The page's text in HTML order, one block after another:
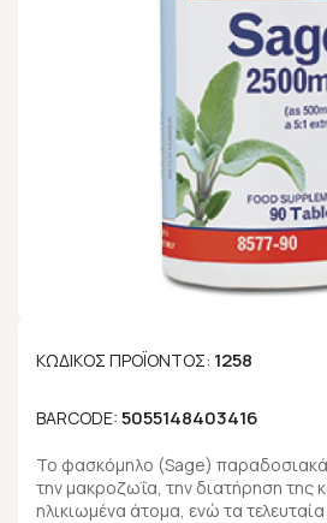
ΚΩΔΙΚΌΣ ΠΡΟΪΌΝΤΟΣ: 1258
BARCODE: 5055148403416
Το φασκόμηλο (Sage) παραδοσιακά
την μακροζωΐα, την διατήρηση της
ηλικιωμένα άτομα, ενώ τα